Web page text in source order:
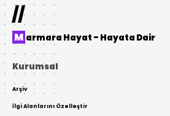
//
Marmara Hayat – Hayata Dair
Kurumsal
Arşiv
İlgi Alanlarını Özelleştir